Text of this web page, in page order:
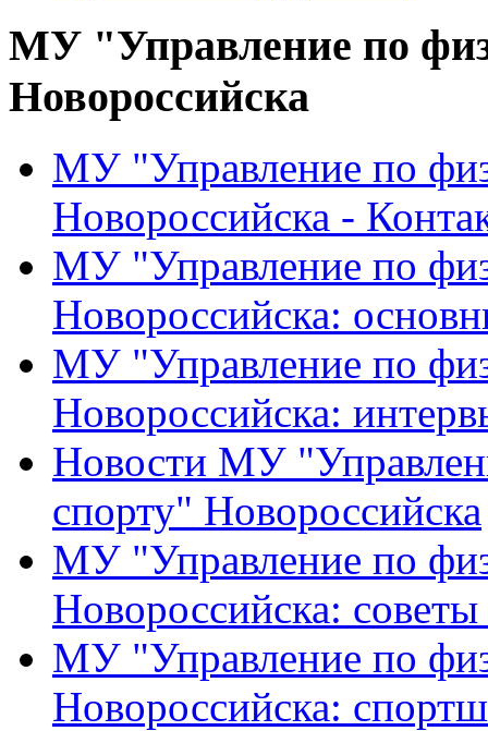
МУ "Управление по
Новороссийска
МУ "Управление по
Новороссийска -
МУ "Управление по
Новороссийска:
МУ "Управление по
Новороссийска:
Новости МУ
спорту" Новороссийска
МУ "Управление по
Новороссийска:
МУ "Управление по
Новороссийска: